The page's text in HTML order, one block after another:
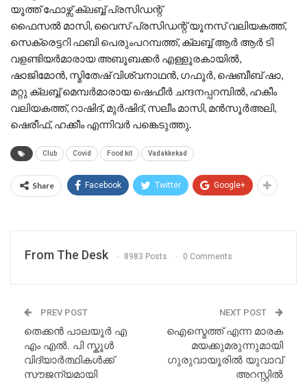
യൂത്ത് ഫോഴ്സ് ക്ലബ്ബ് പ്രസിഡന്റ്
ഫൈസൽ മാസി, വൈസ് പ്രസിഡന്റ് യൂനസ് വലിയകത്ത്,
സെക്രെട്ടറി ഫബി പെരുംപറമ്പത്ത്, ക്ലബ്ബ് ആർ ആർ ടി
വളണ്ടിയർമാരായ അബൂബക്കർ എള്ളൂരകായിൽ,
ഷാജിമോൻ, സ്മിതേഷ് വിശ്വനാഥൻ, ഗഫൂർ, ഷെബീബ് ഷാ,
മറ്റു ക്ലബ്ബ് മെമ്പർമാരായ ഷെഫീർ ചന്ദനപ്പറമ്പിൽ, ഹകീം
വലിയകത്ത്, റാഷിദ്, മുർഷിദ്, സലീം മാസി, മൻസൂർഅലി,
ഷെരീഫ്, ഹക്കീം എന്നിവർ പങ്കെടുത്തു.
Club Covid Food kit Vadakkekad
Share Facebook Twitter Google+
From The Desk 8983 Posts 0 Comments
PREV POST
തെക്കൻ പാലയൂർ എ
എം എൽ. പി സ്കൂൾ
വിദ്യാർത്ഥികൾക്ക്
സൗജന്യമായി
NEXT POST
ഐസ്മെത്ത് എന്ന മാരക
മയക്കുമരുന്നുമായി
ഗുരുവായൂരിൽ യുവാവ്
അറസ്റ്റിൽ